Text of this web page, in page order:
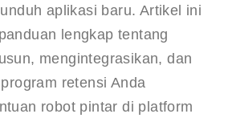
aplikasi baru. Artikel ini
lengkap tentang
mengintegrasikan, dan
retensi Anda
robot pintar di platform